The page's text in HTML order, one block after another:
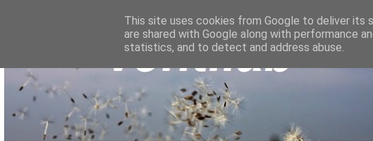
This site uses cookies from Google to deliver its
are shared with Google along with performance
statistics, and to detect and address abuse.